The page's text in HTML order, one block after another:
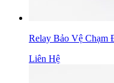
Relay Bảo Vệ
Liên Hệ